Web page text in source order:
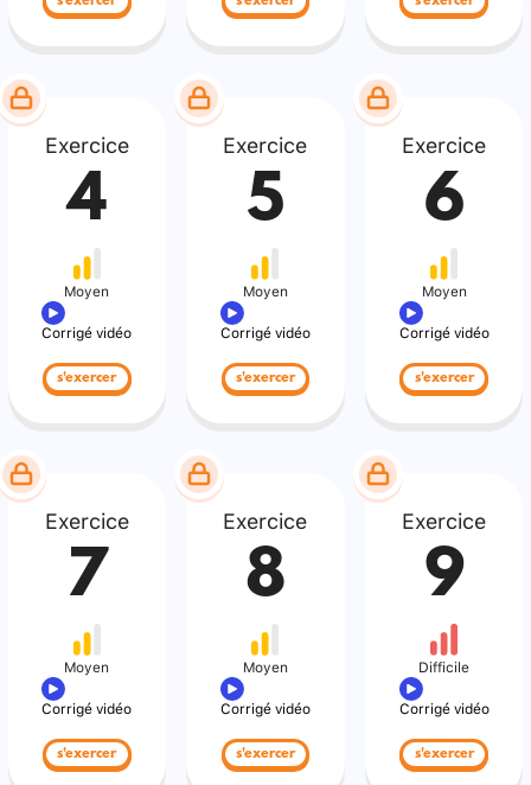
Exercice
4
Moyen
Corrigé vidéo
s'exercer
Exercice
5
Moyen
Corrigé vidéo
s'exercer
Exercice
6
Moyen
Corrigé vidéo
s'exercer
Exercice
7
Moyen
Corrigé vidéo
s'exercer
Exercice
8
Moyen
Corrigé vidéo
s'exercer
Exercice
9
Difficile
Corrigé vidéo
s'exercer